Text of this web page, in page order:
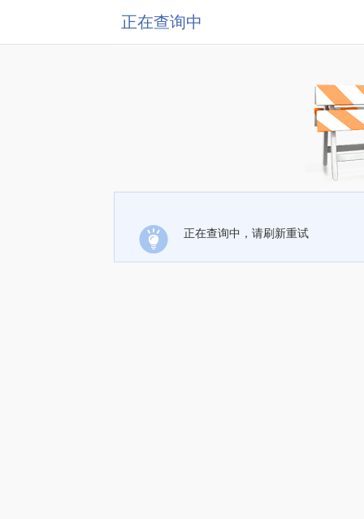
正在查询中
正在查询中，请刷新重试